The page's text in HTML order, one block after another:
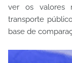
ver os valores
transporte
base de